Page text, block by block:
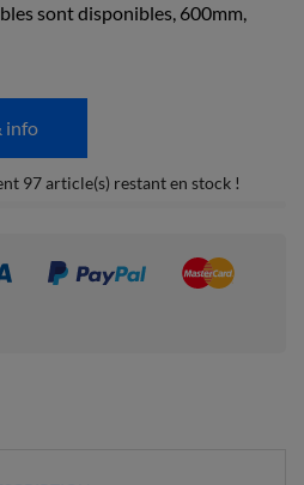
sont disponibles, 600mm,
info
97 article(s) restant en stock !